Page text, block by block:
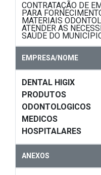
CONTRATAÇÃO DE
PARA
MATERIAIS
ATENDER AS
SAÚDE DO
EMPRESA/NOME
DENTAL HIGIX
PRODUTOS
ODONTOLOGICOS
MEDICOS
HOSPITALARES
ANEXOS